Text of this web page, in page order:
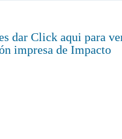
dar Click aqui para
impresa de Impacto